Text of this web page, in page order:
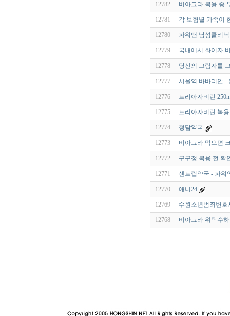
12782 비아그라 복용 중
12781 각 보험별 가족이
12780 파워맨 남성클리
12779 국내에서 화이자
12778 당신의 그림자를
12777 서울역 바바리안 -
12776 트리아자비린
12775 트리아자비린 복
12774 청담약국
12773 비아그라 먹으면
12772 구구정 복용 전 확
12771 센트립약국 - 파워
12770 애니24
12769 수원소년범죄변호
12768 비아그라 위탁수